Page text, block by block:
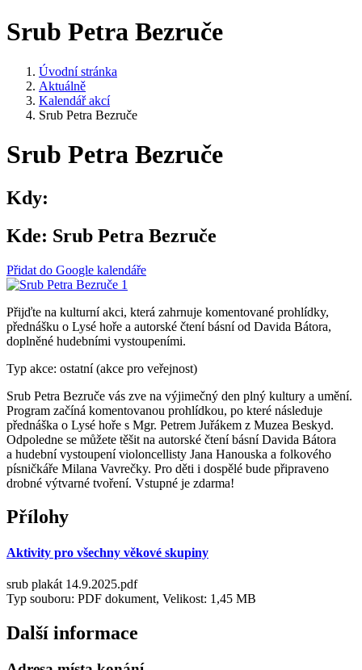
Srub Petra Bezruče
Úvodní stránka
Aktuálně
Kalendář akcí
Srub Petra Bezruče
Srub Petra Bezruče
Kdy:
Kde: Srub Petra Bezruče
Přidat do Google kalendáře
Přijďte na kulturní akci, která zahrnuje komentované prohlídky,
přednášku o Lysé hoře a autorské čtení básní od Davida Bátora,
doplněné hudebními vystoupeními.
Typ akce: ostatní (akce pro veřejnost)
Srub Petra Bezruče vás zve na výjimečný den plný kultury a umění.
Program začíná komentovanou prohlídkou, po které následuje
přednáška o Lysé hoře s Mgr. Petrem Juřákem z Muzea Beskyd.
Odpoledne se můžete těšit na autorské čtení básní Davida Bátora
a hudební vystoupení violoncellisty Jana Hanouska a folkového
písničkáře Milana Vavrečky. Pro děti i dospělé bude připraveno
drobné výtvarné tvoření. Vstupné je zdarma!
Přílohy
Aktivity pro všechny věkové skupiny
srub plakát 14.9.2025.pdf
Typ souboru: PDF dokument, Velikost: 1,45 MB
Další informace